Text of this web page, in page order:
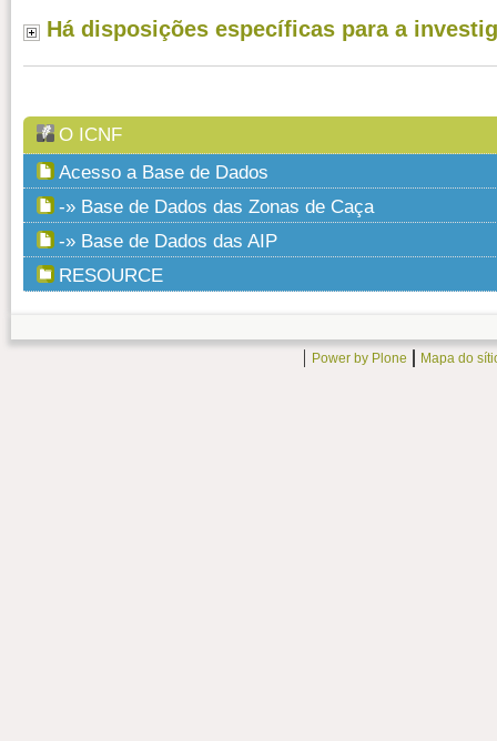
Há disposições específicas para a
O ICNF
Acesso a Base de Dados
-» Base de Dados das Zonas de Caça
-» Base de Dados das AIP
RESOURCE
Power by Plone Mapa do